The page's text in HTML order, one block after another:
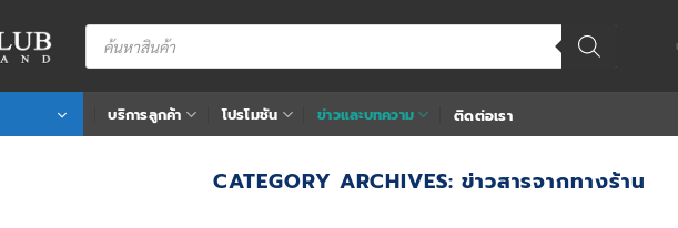
Products
search
บริการลูกค้า โปรโมชัน ข่าวและบทความ ติดต่อเรา
CATEGORY ARCHIVES: ข่าวสารจากทางร้าน